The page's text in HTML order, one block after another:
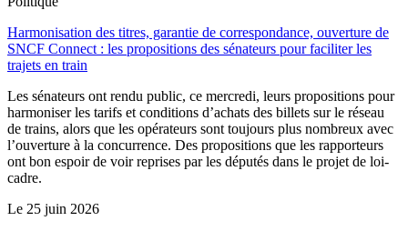
Harmonisation des titres, garantie de correspondance, ouverture de
SNCF Connect : les propositions des sénateurs pour faciliter les
trajets en train
Les sénateurs ont rendu public, ce mercredi, leurs propositions pour
harmoniser les tarifs et conditions d’achats des billets sur le réseau
de trains, alors que les opérateurs sont toujours plus nombreux avec
l’ouverture à la concurrence. Des propositions que les rapporteurs
ont bon espoir de voir reprises par les députés dans le projet de loi-
cadre.
Le 25 juin 2026